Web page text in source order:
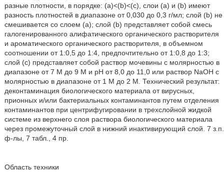
разные плотности, в порядке: (a)<(b)<(c), слои (a) и (b) имеют
разность плотностей в диапазоне от 0,030 до 0,3 г/мл; слой (b) не
смешивается со слоем (a); слой (b) представляет собой смесь
галогенированного алифатического органического растворителя
и ароматического органического растворителя, в объемном
соотношении от 1:0,5 до 1:4, предпочтительно от 1:0,8 до 1:3;
слой (c) представляет собой раствор мочевины с молярностью в
диапазоне от 7 М до 9 М и рН от 8,0 до 11,0 или раствор NaOH с
молярностью в диапазоне от 1 М до 2 М. Технический результат:
деконтаминация биологического материала от вирусных,
прионных и/или бактериальных контаминантов путем отделения
контаминантов при центрифугировании в трехслойной жидкой
системе из верхнего слоя раствора биологического материала
через промежуточный слой в нижний инактивирующий слой. 7 з.п.
ф-лы, 7 табл., 4 пр.
Область техники